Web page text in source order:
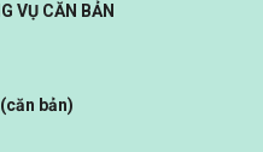
VỤ CĂN BẢN
bản)